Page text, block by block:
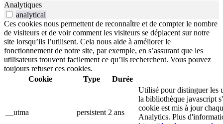
Analytiques
analytical
Ces cookies nous permettent de reconnaître et de compter le nombre
de visiteurs et de voir comment les visiteurs se déplacent sur notre
site lorsqu’ils l’utilisent. Cela nous aide à améliorer le
fonctionnement de notre site, par exemple, en s’assurant que les
utilisateurs trouvent facilement ce qu’ils recherchent. Vous pouvez
toujours refuser ces cookies.
Cookie
Type Durée
__utma persistent 2 ans
Utilisé pour distinguer les
la bibliothèque javascript
cookie est mis à jour
Analytics. Plus